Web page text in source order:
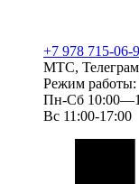
+7 978 715-06-
МТС,
Режим работы:
Пн-Сб
Вс 11:00-17:00